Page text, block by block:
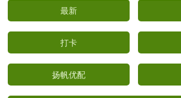
最新
打卡
扬帆优配